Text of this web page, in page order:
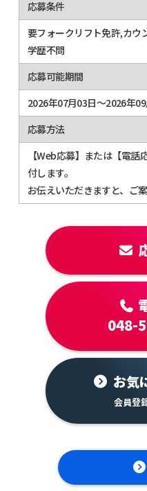
応募条件
要フォークリフト免許,カウ
学歴不問
応募可能期間
2026年07月03日～2026年
応募方法
【Web応募】または【電
付します。 【S-】
お伝えいただきますと、ご
048-
お気